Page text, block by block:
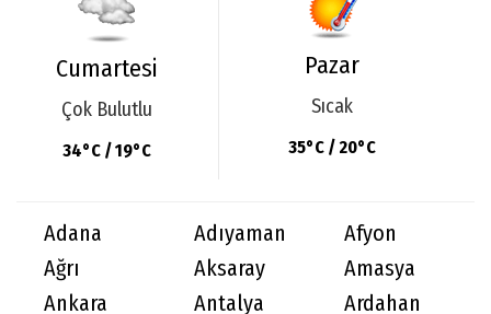
Cumartesi
Çok Bulutlu
34°C / 19°C
Pazar
Sıcak
35°C / 20°C
Adana Adıyaman
Afyon
Ağrı
Aksaray
Amasya
Ankara
Antalya
Ardahan